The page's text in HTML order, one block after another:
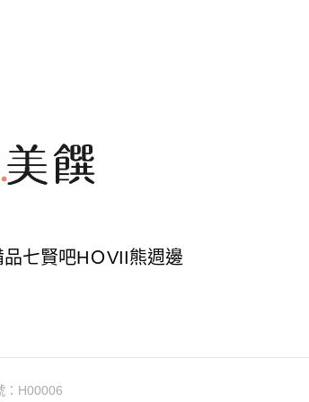
品七賢吧HＯVII熊週邊
H00006